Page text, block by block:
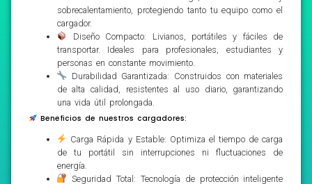
sobrecalentamiento, protegiendo tanto tu equipo como el
cargador.
Diseño Compacto: Livianos, portátiles y fáciles de
transportar. Ideales para profesionales, estudiantes y
personas en constante movimiento.
Durabilidad Garantizada: Construidos con materiales
de alta calidad, resistentes al uso diario, garantizando
una vida útil prolongada.
Beneficios de nuestros cargadores:
Carga Rápida y Estable: Optimiza el tiempo de carga
de tu portátil sin interrupciones ni fluctuaciones de
energía.
Seguridad Total: Tecnología de protección inteligente